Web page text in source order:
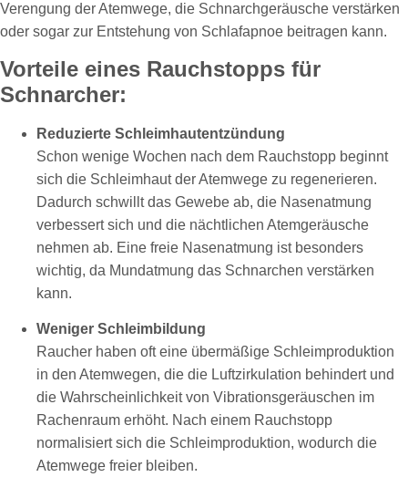
Verengung der Atemwege, die Schnarchgeräusche verstärken
oder sogar zur Entstehung von Schlafapnoe beitragen kann.
Vorteile eines Rauchstopps für
Schnarcher:
Reduzierte Schleimhautentzündung
Schon wenige Wochen nach dem Rauchstopp beginnt
sich die Schleimhaut der Atemwege zu regenerieren.
Dadurch schwillt das Gewebe ab, die Nasenatmung
verbessert sich und die nächtlichen Atemgeräusche
nehmen ab. Eine freie Nasenatmung ist besonders
wichtig, da Mundatmung das Schnarchen verstärken
kann.
Weniger Schleimbildung
Raucher haben oft eine übermäßige Schleimproduktion
in den Atemwegen, die die Luftzirkulation behindert und
die Wahrscheinlichkeit von Vibrationsgeräuschen im
Rachenraum erhöht. Nach einem Rauchstopp
normalisiert sich die Schleimproduktion, wodurch die
Atemwege freier bleiben.